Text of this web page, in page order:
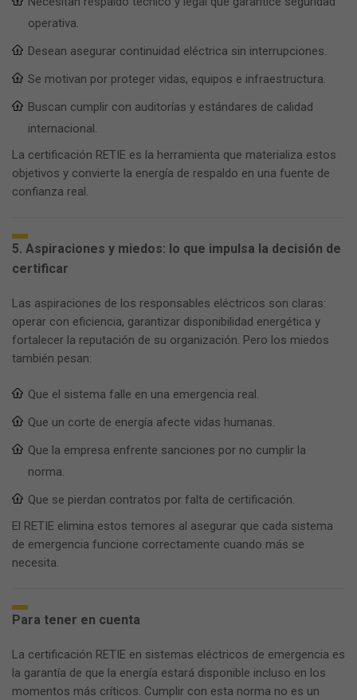
operativa.
Desean asegurar continuidad eléctrica sin interrupciones.
Se motivan por proteger vidas, equipos e infraestructura.
Buscan cumplir con auditorías y estándares de calidad
internacional.
La certificación RETIE es la herramienta que materializa estos
objetivos y convierte la energía de respaldo en una fuente de
confianza real.
5. Aspiraciones y miedos: lo que impulsa la decisión de
certificar
Las aspiraciones de los responsables eléctricos son claras:
operar con eficiencia, garantizar disponibilidad energética y
fortalecer la reputación de su organización. Pero los miedos
también pesan:
Que el sistema falle en una emergencia real.
Que un corte de energía afecte vidas humanas.
Que la empresa enfrente sanciones por no cumplir la
norma.
Que se pierdan contratos por falta de certificación.
El RETIE elimina estos temores al asegurar que cada sistema
de emergencia funcione correctamente cuando más se
necesita.
Para tener en cuenta
La certificación RETIE en sistemas eléctricos de emergencia es
la garantía de que la energía estará disponible incluso en los
momentos más críticos. Cumplir con esta norma no es un